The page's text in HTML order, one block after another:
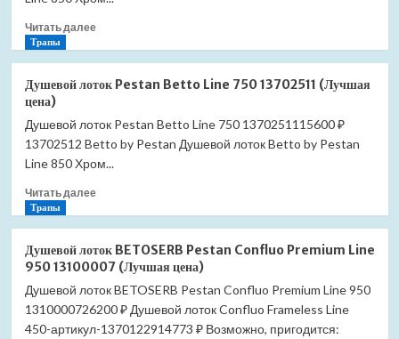
Читать далееПрочитать
лоток
Betto
Line
850
(Лучшая
Трапы
Душевой лоток Pestan Betto Line 750 13702511 (Лучшая
цена)
Душевой лоток Pestan Betto Line 750 1370251115600 ₽
13702512 Betto by Pestan Душевой лоток Betto by Pestan
Line 850 Хром...
Читать далееПрочитать
лоток
Pestan
Betto
Line
750
Трапы
Душевой лоток BETOSERB Pestan Confluo Premium Line
950 13100007 (Лучшая цена)
Душевой лоток BETOSERB Pestan Confluo Premium Line 950
1310000726200 ₽ Душевой лоток Confluo Frameless Line
450-артикул-1370122914773 ₽ Возможно, пригодится: